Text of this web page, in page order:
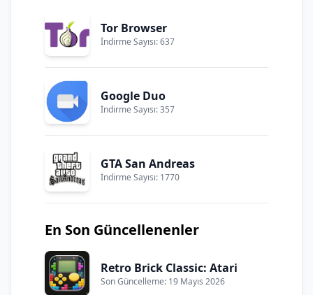
Tor Browser
İndirme Sayısı: 637
Google Duo
İndirme Sayısı: 357
GTA San Andreas
İndirme Sayısı: 1770
En Son Güncellenenler
Retro Brick Classic: Atari
Son Güncelleme: 19 Mayıs 2026